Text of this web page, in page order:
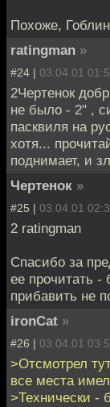
Похоже,
ratingman »
#24 | 03.04.01
2Чертенок
не было - 2" ,
пасквиля на
хотя...
поднимает, и
Чертенок »
#25 | 03.04.01
2 ratingman
Спасибо за
ее прочитать
прибавить не
ironCat »
#26 | 03.04.01
>Отсмотрел
все места
>Технически -